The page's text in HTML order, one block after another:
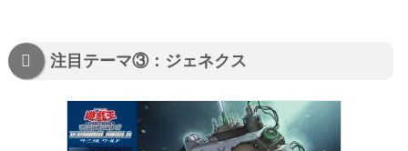
注目テーマ③：ジェネクス